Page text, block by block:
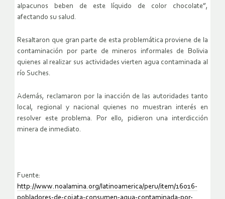
alpacunos beben de este líquido de color chocolate”,
afectando su salud.
Resaltaron que gran parte de esta problemática proviene de la
contaminación por parte de mineros informales de Bolivia
quienes al realizar sus actividades vierten agua contaminada al
río Suches.
Además, reclamaron por la inacción de las autoridades tanto
local, regional y nacional quienes no muestran interés en
resolver este problema. Por ello, pidieron una interdicción
minera de inmediato.
Fuente:
http://www.noalamina.org/latinoamerica/peru/item/16016-